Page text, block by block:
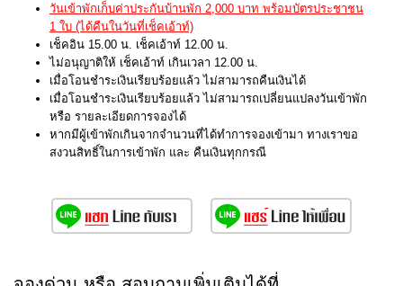
วันเข้าพักเก็บค่าประกันบ้านพัก 2,000 บาท พร้อมบัตรประชาชน
1 ใบ (ได้คืนในวันที่เช็คเอ้าท์)
เช็คอิน 15.00 น. เช็คเอ้าท์ 12.00 น.
ไม่อนุญาติให้ เช็คเอ้าท์ เกินเวลา 12.00 น.
เมื่อโอนชำระเงินเรียบร้อยแล้ว ไม่สามารถคืนเงินได้
เมื่อโอนชำระเงินเรียบร้อยแล้ว ไม่สามารถเปลี่ยนแปลงวันเข้าพัก
หรือ รายละเอียดการจองได้
หากมีผู้เข้าพักเกินจากจำนวนที่ได้ทำการจองเข้ามา ทางเราขอ
สงวนสิทธิ์ในการเข้าพัก และ คืนเงินทุกกรณี